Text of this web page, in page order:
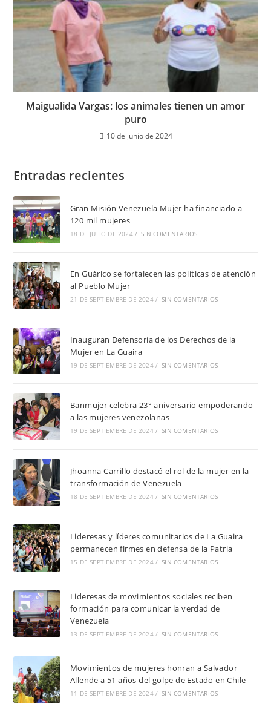
Maigualida Vargas: los animales tienen un amor
puro
10 de junio de 2024
Entradas recientes
Gran Misión Venezuela Mujer ha financiado a
120 mil mujeres
18 DE JULIO DE 2024 / SIN COMENTARIOS
En Guárico se fortalecen las políticas de atención
al Pueblo Mujer
21 DE SEPTIEMBRE DE 2024 / SIN COMENTARIOS
Inauguran Defensoría de los Derechos de la
Mujer en La Guaira
19 DE SEPTIEMBRE DE 2024 / SIN COMENTARIOS
Banmujer celebra 23° aniversario empoderando
a las mujeres venezolanas
19 DE SEPTIEMBRE DE 2024 / SIN COMENTARIOS
Jhoanna Carrillo destacó el rol de la mujer en la
transformación de Venezuela
18 DE SEPTIEMBRE DE 2024 / SIN COMENTARIOS
Lideresas y líderes comunitarios de La Guaira
permanecen firmes en defensa de la Patria
15 DE SEPTIEMBRE DE 2024 / SIN COMENTARIOS
Lideresas de movimientos sociales reciben
formación para comunicar la verdad de
Venezuela
13 DE SEPTIEMBRE DE 2024 / SIN COMENTARIOS
Movimientos de mujeres honran a Salvador
Allende a 51 años del golpe de Estado en Chile
11 DE SEPTIEMBRE DE 2024 / SIN COMENTARIOS